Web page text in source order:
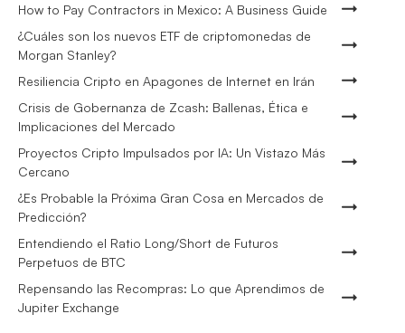
How to Pay Contractors in Mexico: A Business Guide
¿Cuáles son los nuevos ETF de criptomonedas de
Morgan Stanley?
Resiliencia Cripto en Apagones de Internet en Irán
Crisis de Gobernanza de Zcash: Ballenas, Ética e
Implicaciones del Mercado
Proyectos Cripto Impulsados por IA: Un Vistazo Más
Cercano
¿Es Probable la Próxima Gran Cosa en Mercados de
Predicción?
Entendiendo el Ratio Long/Short de Futuros
Perpetuos de BTC
Repensando las Recompras: Lo que Aprendimos de
Jupiter Exchange